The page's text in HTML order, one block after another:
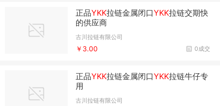
正品YKK拉链金属闭口YKK拉链交期快
的供应商
古川拉链有限公司
0成交
￥3.00
正品YKK拉链金属闭口YKK拉链牛仔专
用
古川拉链有限公司